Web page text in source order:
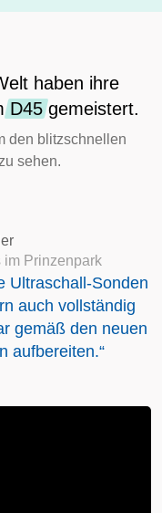
haben ihre
D45gemeistert.
den blitzschnellen
sehen.
im Prinzenpark
Ultraschall-Sonden
auch vollständig
gemäß den neuen
aufbereiten.“